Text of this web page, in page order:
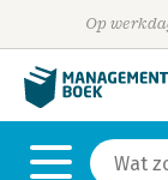
Op